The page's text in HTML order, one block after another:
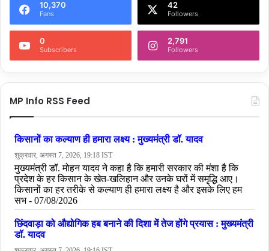
10,370
Fans
42
Followers
0
Subscribers
2,791
Followers
MP Info RSS Feed